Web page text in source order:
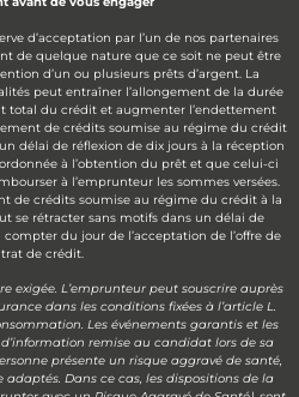
d’acceptation par l’un de nos partenaires
de quelque nature que ce soit ne peut être
d’un ou plusieurs prêts d’argent. La
peut entraîner l’allongement de la durée
total du crédit et augmenter l’endettement
de crédits soumise au régime du crédit
délai de réflexion de dix jours à la réception
à l’obtention du prêt et que celui-ci
à l’emprunteur les sommes versées.
de crédits soumise au régime du crédit à la
se rétracter sans motifs dans un délai de
du jour de l’acceptation de l’offre de
de crédit.
exigée. L’emprunteur peut souscrire auprès
dans les conditions fixées à l’article L.
Les événements garantis et les
remise au candidat lors de sa
présente un risque aggravé de santé,
Dans ce cas, les dispositions de la